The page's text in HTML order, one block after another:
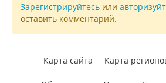
Зарегистрируйтесь или
оставить комментарий.
Карта сайта Карта